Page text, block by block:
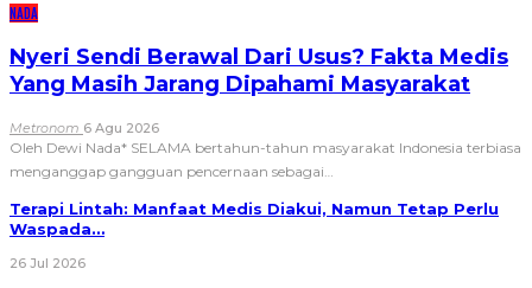
NADA
Nyeri Sendi Berawal Dari Usus? Fakta Medis
Yang Masih Jarang Dipahami Masyarakat
Metronom 6 Agu 2026
Oleh Dewi Nada* SELAMA bertahun-tahun masyarakat Indonesia terbiasa
menganggap gangguan pencernaan sebagai…
Terapi Lintah: Manfaat Medis Diakui, Namun Tetap Perlu
Waspada…
26 Jul 2026